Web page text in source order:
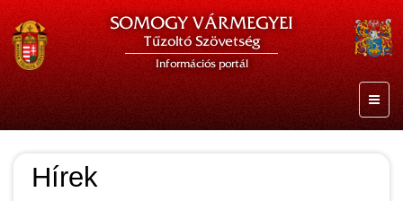
SOMOGY VÁRMEGYEI
Tűzoltó Szövetség
Információs portál
Hírek